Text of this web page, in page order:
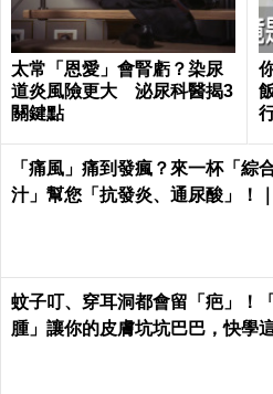
太常「恩愛」會腎虧？染尿
道炎風險更大 泌尿科醫揭3
關鍵點
「痛風」痛到發瘋？來一杯「綜
汁」幫您「抗發炎、通尿酸」！
蚊子叮、穿耳洞都會留「疤」！
腫」讓你的皮膚坑坑巴巴，快學